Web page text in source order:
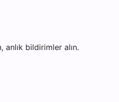
anlık bildirimler alın.